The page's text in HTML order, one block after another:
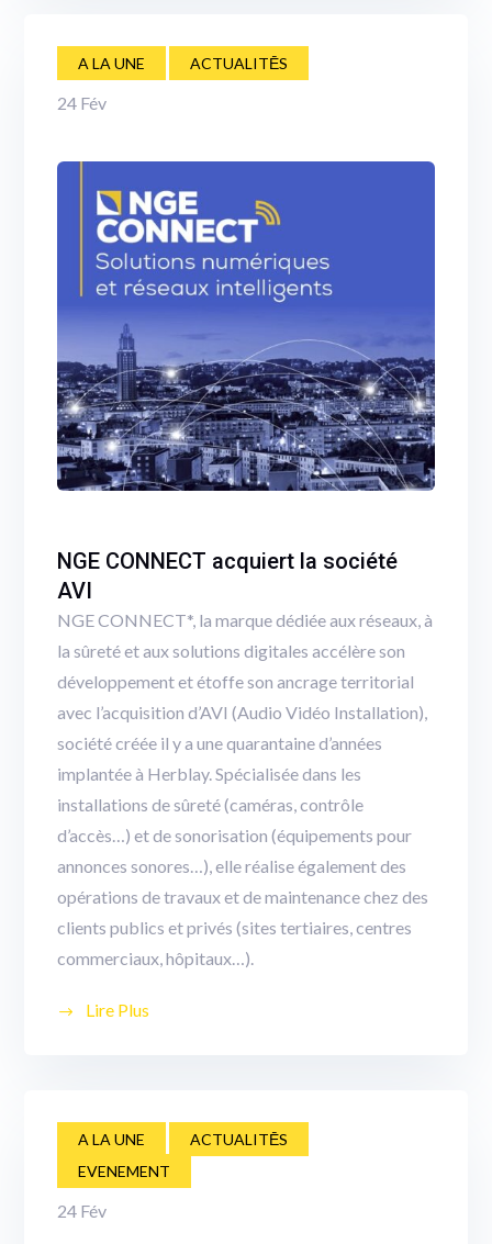
A LA UNE ACTUALITĒS
24 Fév
NGE CONNECT acquiert la société
AVI
NGE CONNECT*, la marque dédiée aux réseaux, à
la sûreté et aux solutions digitales accélère son
développement et étoffe son ancrage territorial
avec l’acquisition d’AVI (Audio Vidéo Installation),
société créée il y a une quarantaine d’années
implantée à Herblay. Spécialisée dans les
installations de sûreté (caméras, contrôle
d’accès…) et de sonorisation (équipements pour
annonces sonores…), elle réalise également des
opérations de travaux et de maintenance chez des
clients publics et privés (sites tertiaires, centres
commerciaux, hôpitaux…).
Lire Plus
A LA UNE
ACTUALITĒS
EVENEMENT
24 Fév